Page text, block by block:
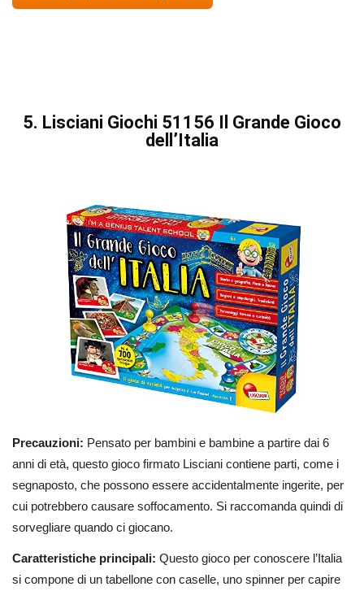
5. Lisciani Giochi 51156 Il Grande Gioco
dell’Italia
Precauzioni: Pensato per bambini e bambine a partire dai 6
anni di età, questo gioco firmato Lisciani contiene parti, come i
segnaposto, che possono essere accidentalmente ingerite, per
cui potrebbero causare soffocamento. Si raccomanda quindi di
sorvegliare quando ci giocano.
Caratteristiche principali: Questo gioco per conoscere l’Italia
si compone di un tabellone con caselle, uno spinner per capire